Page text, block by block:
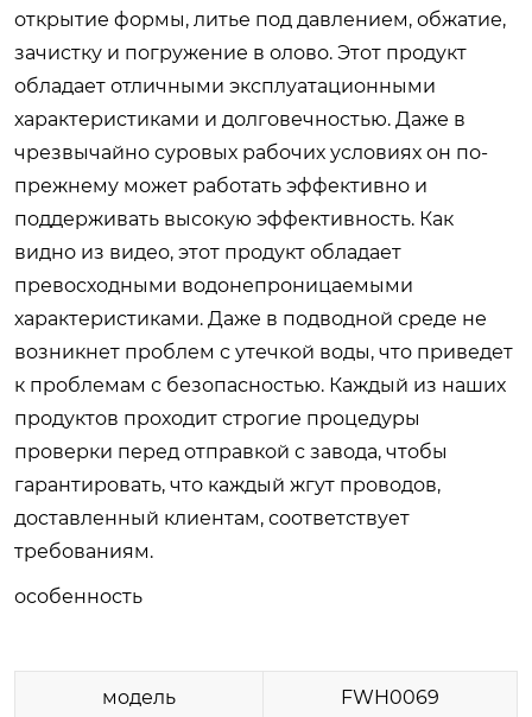
открытие формы, литье под давлением, обжатие,
зачистку и погружение в олово. Этот продукт
обладает отличными эксплуатационными
характеристиками и долговечностью. Даже в
чрезвычайно суровых рабочих условиях он по-
прежнему может работать эффективно и
поддерживать высокую эффективность. Как
видно из видео, этот продукт обладает
превосходными водонепроницаемыми
характеристиками. Даже в подводной среде не
возникнет проблем с утечкой воды, что приведет
к проблемам с безопасностью. Каждый из наших
продуктов проходит строгие процедуры
проверки перед отправкой с завода, чтобы
гарантировать, что каждый жгут проводов,
доставленный клиентам, соответствует
требованиям.
особенность
модель FWH0069